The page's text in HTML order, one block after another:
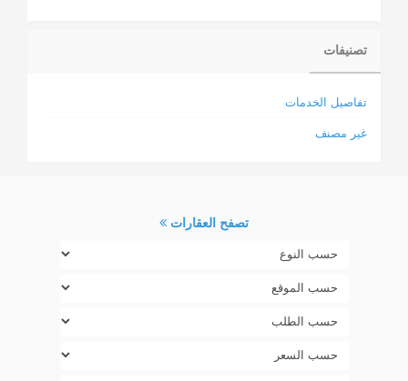
تصنيفات
تفاصيل الخدمات
غير مصنف
تصفح العقارات